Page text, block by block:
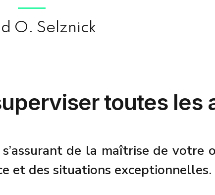
O. Selznick
toutes les
de la maîtrise de votre
et des situations exceptionnelles.